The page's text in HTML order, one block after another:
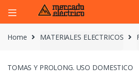
Home MATERIALES ELECTRICOS
TOMAS Y PROLONG. USO DOMESTICO